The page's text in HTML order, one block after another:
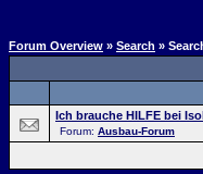
Forum Overview » Search »
Ich brauche HILFE bei
Forum: Ausbau-Forum